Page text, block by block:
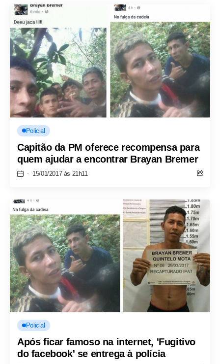
Policial
Capitão da PM oferece recompensa para
quem ajudar a encontrar Brayan Bremer
15/01/2017 às 21h11
Policial
Após ficar famoso na internet, 'Fugitivo
do facebook' se entrega à polícia